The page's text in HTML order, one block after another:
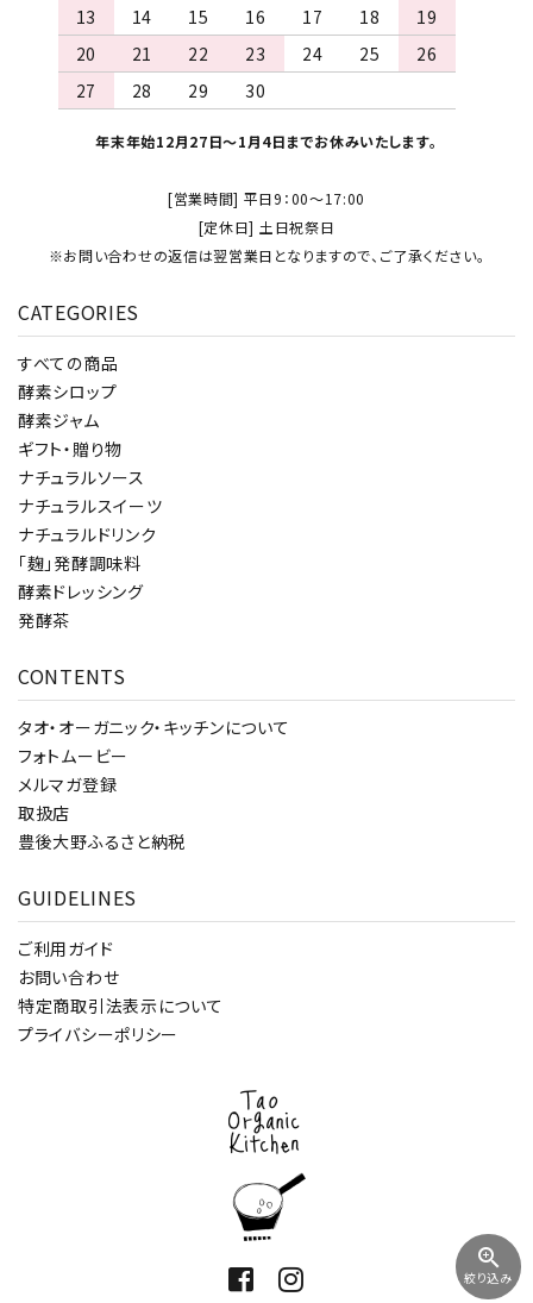
zoom_in
絞り込み
13
14 15 16 17 18
19
20
21 22 23 24 25
26
27
28 29 30
年末年始12月27日～1月4日までお休みいたします。
[営業時間] 平日9：00～17:00
[定休日] 土日祝祭日
※お問い合わせの返信は翌営業日となりますので、ご了承ください。
CATEGORIES
すべての商品
酵素シロップ
酵素ジャム
ギフト・贈り物
ナチュラルソース
ナチュラルスイーツ
ナチュラルドリンク
「麹」発酵調味料
酵素ドレッシング
発酵茶
CONTENTS
タオ・オーガニック・キッチンについて
フォトムービー
メルマガ登録
取扱店
豊後大野ふるさと納税
GUIDELINES
ご利用ガイド
お問い合わせ
特定商取引法表示について
プライバシーポリシー